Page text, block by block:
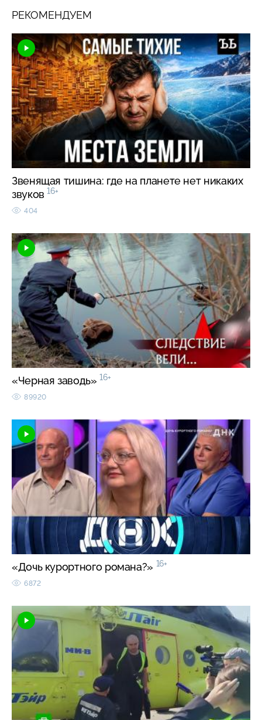
РЕКОМЕНДУЕМ
Звенящая тишина: где на планете нет никаких
звуков 16+
404
«Черная заводь» 16+
89920
«Дочь курортного романа?» 16+
6872